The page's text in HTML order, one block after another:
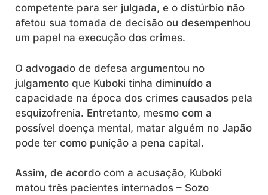
competente para ser julgada, e o distúrbio não
afetou sua tomada de decisão ou desempenhou
um papel na execução dos crimes.
O advogado de defesa argumentou no
julgamento que Kuboki tinha diminuído a
capacidade na época dos crimes causados ​​pela
esquizofrenia. Entretanto, mesmo com a
possível doença mental, matar alguém no Japão
pode ter como punição a pena capital.
Assim, de acordo com a acusação, Kuboki
matou três pacientes internados – Sozo